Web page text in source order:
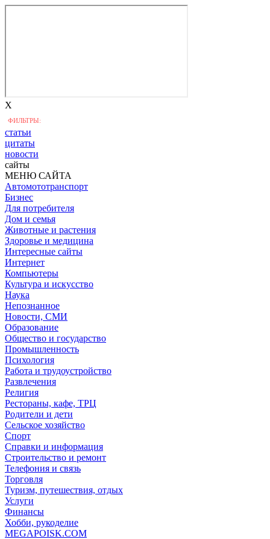
X
ФИЛЬТРЫ:
статьи
цитаты
новости
сайты
МЕНЮ САЙТА
Автомототранспорт
Бизнес
Для потребителя
Дом и семья
Животные и растения
Здоровье и медицина
Интересные сайты
Интернет
Компьютеры
Культура и искусство
Наука
Непознанное
Новости, СМИ
Образование
Общество и государство
Промышленность
Психология
Работа и трудоустройство
Развлечения
Религия
Рестораны, кафе, ТРЦ
Родители и дети
Сельское хозяйство
Спорт
Справки и информация
Строительство и ремонт
Телефония и связь
Торговля
Туризм, путешествия, отдых
Услуги
Финансы
Хобби, рукоделие
MEGAPOISK.COM